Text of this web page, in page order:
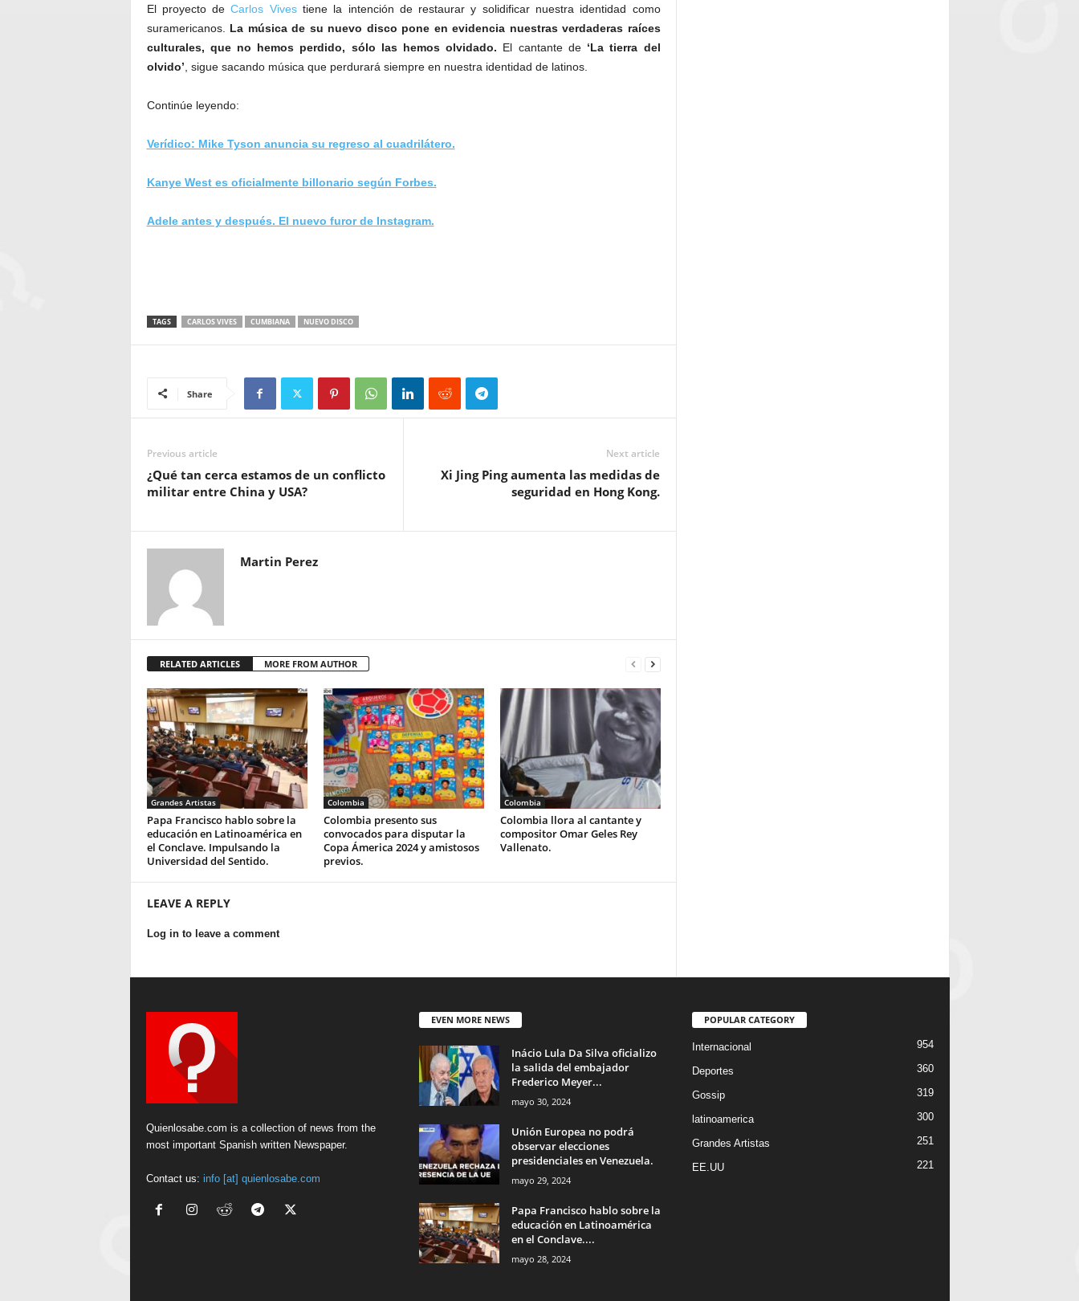
El proyecto deCarlos Vivestiene la intención de restaurar y solidificar nuestra identidad como
suramericanos. La música de su nuevo disco pone en evidencia nuestras verdaderas raíces
culturales, que no hemos perdido, sólo las hemos olvidado. El cantante de‘La tierra del
olvido’ , sigue sacando música que perdurará siempre en nuestra identidad de latinos.
Continúe leyendo:
Verídico: Mike Tyson anuncia su regreso al cuadrilátero.
Kanye West es oficialmente billonario según Forbes.
Adele antes y después. El nuevo furor de Instagram.
TAGS CARLOS VIVES CUMBIANA NUEVO DISCO
Share
Previous article
¿Qué tan cerca estamos de un conflicto
militar entre China y USA?
Next article
Xi Jing Ping aumenta las medidas de
seguridad en Hong Kong.
Martin Perez
RELATED ARTICLES MORE FROM AUTHOR
Grandes Artistas
Papa Francisco hablo sobre la
educación en Latinoamérica en
el Conclave. Impulsando la
Universidad del Sentido.
Colombia
Colombia presento sus
convocados para disputar la
Copa Ámerica 2024 y amistosos
previos.
Colombia
Colombia llora al cantante y
compositor Omar Geles Rey
Vallenato.
LEAVE A REPLY
Log in to leave a comment
Quienlosabe.com is a collection of news from the
most important Spanish written Newspaper.
Contact us: info [at] quienlosabe.com
EVEN MORE NEWS
Inácio Lula Da Silva oficializo
la salida del embajador
Frederico Meyer...
mayo 30, 2024
Unión Europea no podrá
observar elecciones
presidenciales en Venezuela.
mayo 29, 2024
Papa Francisco hablo sobre la
educación en Latinoamérica
en el Conclave....
mayo 28, 2024
POPULAR CATEGORY
Internacional 954
Deportes 360
Gossip 319
latinoamerica 300
Grandes Artistas 251
EE.UU 221